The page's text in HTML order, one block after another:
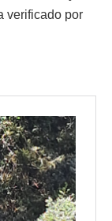
verificado por